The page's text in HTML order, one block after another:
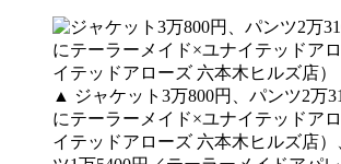
▲ ジャケット3万800円、パンツ2万
にテーラーメイド×ユナイテッドア
イテッドアローズ 六本木ヒルズ店）